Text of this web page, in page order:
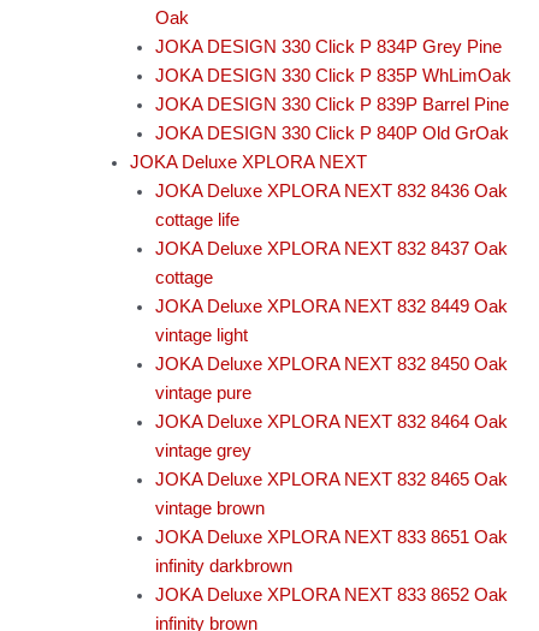
Oak
JOKA DESIGN 330 Click P 834P Grey Pine
JOKA DESIGN 330 Click P 835P WhLimOak
JOKA DESIGN 330 Click P 839P Barrel Pine
JOKA DESIGN 330 Click P 840P Old GrOak
JOKA Deluxe XPLORA NEXT
JOKA Deluxe XPLORA NEXT 832 8436 Oak
cottage life
JOKA Deluxe XPLORA NEXT 832 8437 Oak
cottage
JOKA Deluxe XPLORA NEXT 832 8449 Oak
vintage light
JOKA Deluxe XPLORA NEXT 832 8450 Oak
vintage pure
JOKA Deluxe XPLORA NEXT 832 8464 Oak
vintage grey
JOKA Deluxe XPLORA NEXT 832 8465 Oak
vintage brown
JOKA Deluxe XPLORA NEXT 833 8651 Oak
infinity darkbrown
JOKA Deluxe XPLORA NEXT 833 8652 Oak
infinity brown